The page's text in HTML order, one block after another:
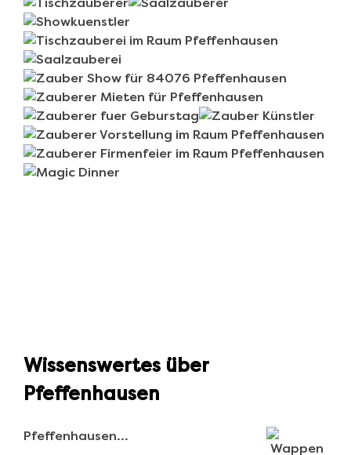
Wissenswertes über
Pfeffenhausen
Pfeffenhausen…